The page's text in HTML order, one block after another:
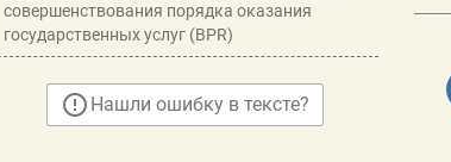
совершенствования порядка оказания
государственных услуг (BPR)
Нашли ошибку в тексте?